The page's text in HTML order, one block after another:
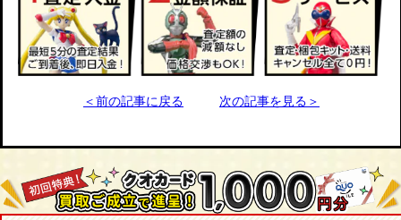
＜前の記事に戻る 次の記事を見る＞